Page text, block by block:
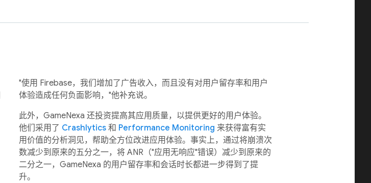
"使用 Firebase，我们增加了广告收入，而且没有对用户留存率和用户
体验造成任何负面影响，"他补充说。
此外，GameNexa 还投资提高其应用质量，以提供更好的用户体验。
他们采用了 Crashlytics 和 Performance Monitoring 来获得富有实
用价值的分析洞见，帮助全方位改进应用体验。事实上，通过将崩溃次
数减少到原来的五分之一，将 ANR（"应用无响应"错误）减少到原来的
二分之一，GameNexa 的用户留存率和会话时长都进一步得到了提
升。